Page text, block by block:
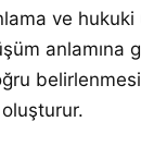
ve
anlamına
oluşturur.